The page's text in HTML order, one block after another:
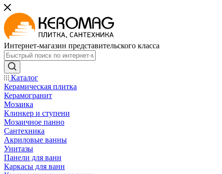
Интернет-магазин представительского класса
Каталог
Керамическая плитка
Керамогранит
Мозаика
Клинкер и ступени
Мозаичное панно
Сантехника
Акриловые ванны
Унитазы
Панели для ванн
Каркасы для ванн